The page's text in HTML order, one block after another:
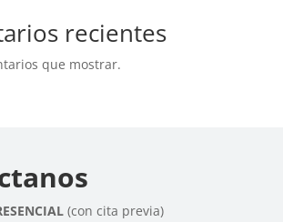
recientes
que mostrar.
(con cita previa)